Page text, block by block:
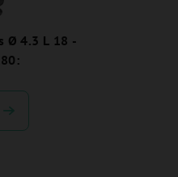
Ø 4.3 L 18 -